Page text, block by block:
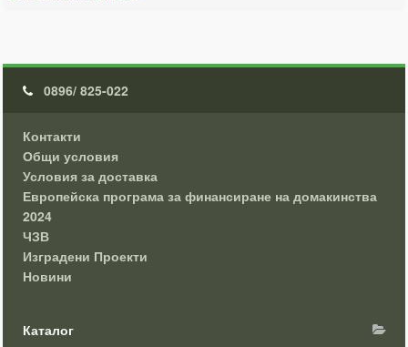
0896/ 825-022
Контакти
Общи условия
Условия за доставка
Европейска програма за финансиране на домакинства
2024
ЧЗВ
Изградени Проекти
Новини
Каталог